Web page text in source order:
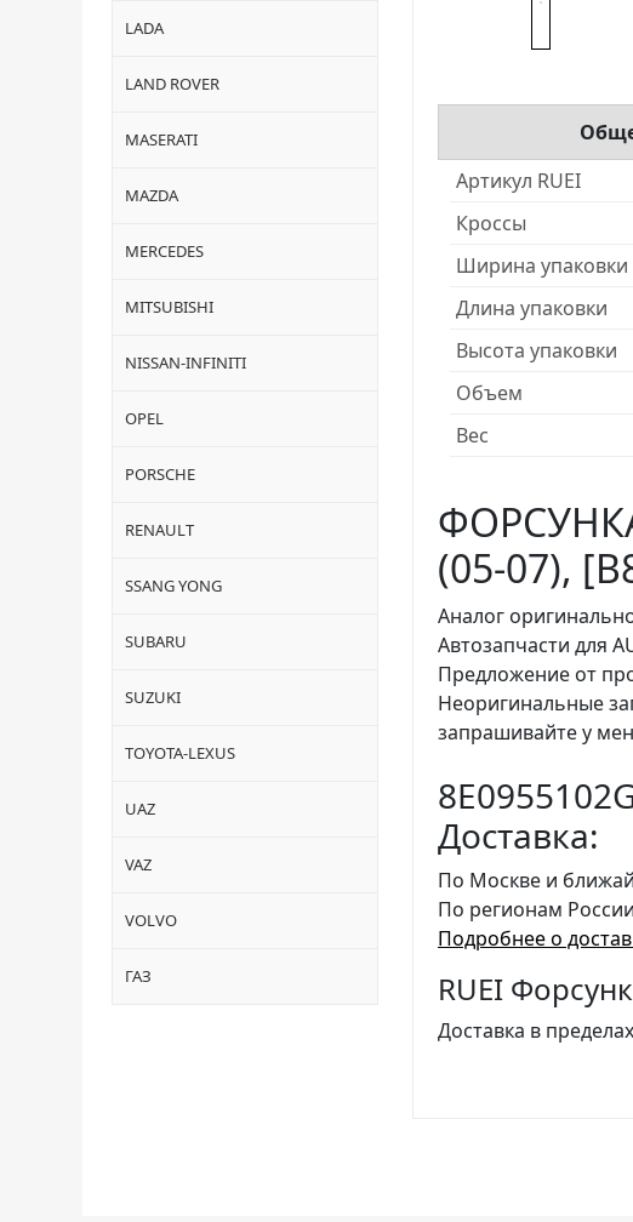
LADA
LAND ROVER
MASERATI
MAZDA
MERCEDES
MITSUBISHI
NISSAN-INFINITI
OPEL
PORSCHE
RENAULT
SSANG YONG
SUBARU
SUZUKI
TOYOTA-LEXUS
UAZ
VAZ
VOLVO
ГАЗ
Артикул RUEI
Кроссы
Ширина упаковки
Длина упаковки
Высота упаковки
Объем
Вес
(05-07),
Аналог
Автозапчасти для
Предложение от
Неоригинальные
запрашивайте у
Доставка:
По Москве и
По регионам
Подробнее о
RUEI
Доставка в